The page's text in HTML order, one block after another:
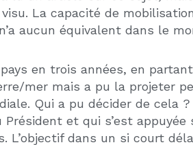
le mieux est de se
nécessite un bon
et unapport de
de bonnes conditions ces
au dessus de la médiane,
desproduits
par rapport aux autres